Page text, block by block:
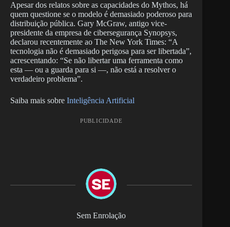
Apesar dos relatos sobre as capacidades do Mythos, há
quem questione se o modelo é demasiado poderoso para
distribuição pública. Gary McGraw, antigo vice-
presidente da empresa de cibersegurança Synopsys,
declarou recentemente ao The New York Times: “A
tecnologia não é demasiado perigosa para ser libertada”,
acrescentando: “Se não libertar uma ferramenta como
esta — ou a guarda para si —, não está a resolver o
verdadeiro problema”.
Saiba mais sobre Inteligência Artificial
PUBLICIDADE
Sem Enrolação